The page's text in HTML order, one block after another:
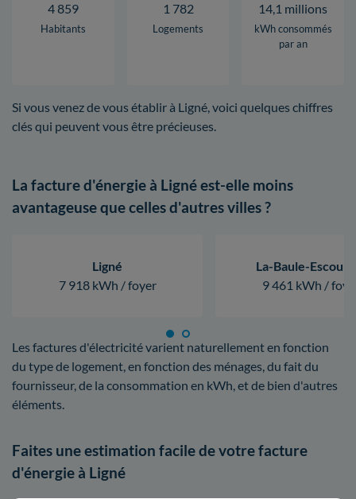
4 859
Habitants
1 782
Logements
14,1 millions
kWh consommés
par an
Si vous venez de vous établir à Ligné, voici quelques chiffres
clés qui peuvent vous être précieuses.
La facture d'énergie à Ligné est-elle moins
avantageuse que celles d'autres villes ?
Ligné
7 918 kWh / foyer
La-Baule-
9 461 kWh /
Les factures d'électricité varient naturellement en fonction
du type de logement, en fonction des ménages, du fait du
fournisseur, de la consommation en kWh, et de bien d'autres
éléments.
Faites une estimation facile de votre facture
d'énergie à Ligné